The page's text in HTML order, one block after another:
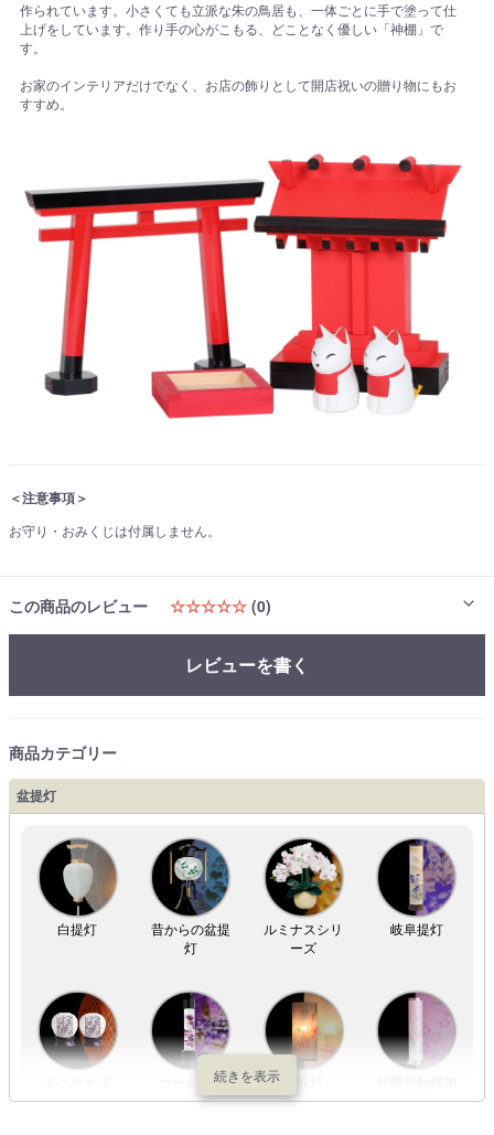
作られています。小さくても立派な朱の鳥居も、一体ごとに手で塗って仕
上げをしています。作り手の心がこもる、どことなく優しい「神棚」で
す。
お家のインテリアだけでなく、お店の飾りとして開店祝いの贈り物にもお
すすめ。
＜注意事項＞
お守り・おみくじは付属しません。
この商品のレビュー ☆☆☆☆☆ (0)
レビューを書く
商品カテゴリー
盆提灯
白提灯
昔からの盆提
灯
ルミナスシリ
ーズ
岐阜提灯
コードレス
工